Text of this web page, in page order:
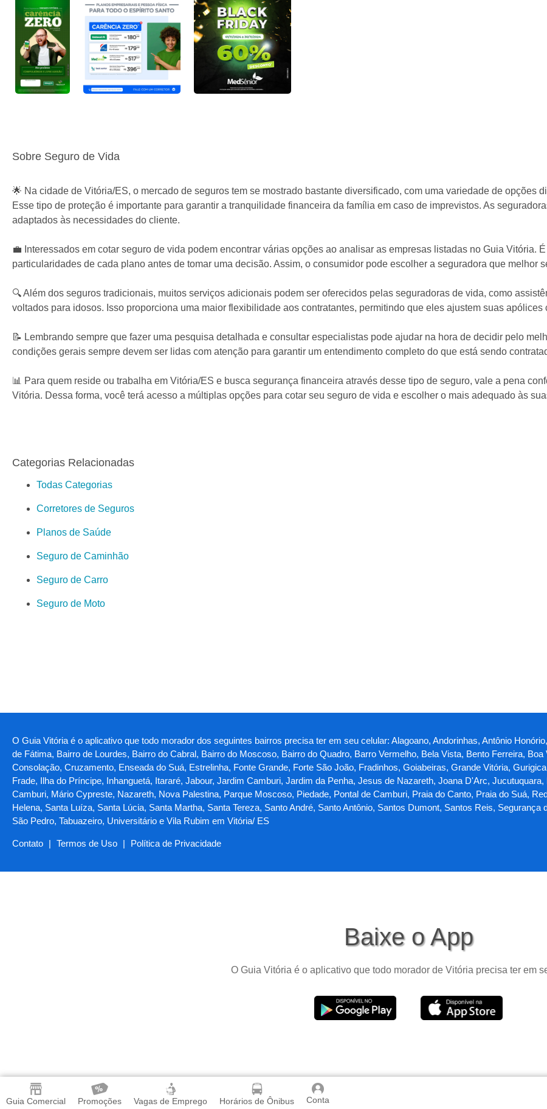
Guia Comercial Promoções Vagas de Emprego Horários de Ônibus Conta
Sobre Seguro de Vida
🌟 Na cidade de Vitória/ES, o mercado de seguros tem se mostrado bastante diversificado, com uma variedade de opções
Esse tipo de proteção é importante para garantir a tranquilidade financeira da família em caso de imprevistos. As
adaptados às necessidades do cliente.
💼 Interessados em cotar seguro de vida podem encontrar várias opções ao analisar as empresas listadas no Guia Vitória.
particularidades de cada plano antes de tomar uma decisão. Assim, o consumidor pode escolher a seguradora que melhor
🔍 Além dos seguros tradicionais, muitos serviços adicionais podem ser oferecidos pelas seguradoras de vida, como
voltados para idosos. Isso proporciona uma maior flexibilidade aos contratantes, permitindo que eles ajustem suas
📝 Lembrando sempre que fazer uma pesquisa detalhada e consultar especialistas pode ajudar na hora de decidir pelo
condições gerais sempre devem ser lidas com atenção para garantir um entendimento completo do que está sendo
📊 Para quem reside ou trabalha em Vitória/ES e busca segurança financeira através desse tipo de seguro, vale a pena
Vitória. Dessa forma, você terá acesso a múltiplas opções para cotar seu seguro de vida e escolher o mais adequado às
Categorias Relacionadas
Todas Categorias
Corretores de Seguros
Planos de Saúde
Seguro de Caminhão
Seguro de Carro
Seguro de Moto
O Guia Vitória é o aplicativo que todo morador dos seguintes bairros precisa ter em seu celular: Alagoano, Andorinhas, Antônio
de Fátima, Bairro de Lourdes, Bairro do Cabral, Bairro do Moscoso, Bairro do Quadro, Barro Vermelho, Bela Vista, Bento Ferreira,
Consolação, Cruzamento, Enseada do Suá, Estrelinha, Fonte Grande, Forte São João, Fradinhos, Goiabeiras, Grande Vitória,
Frade, Ilha do Príncipe, Inhanguetá, Itararé, Jabour, Jardim Camburi, Jardim da Penha, Jesus de Nazareth, Joana D'Arc,
Camburi, Mário Cypreste, Nazareth, Nova Palestina, Parque Moscoso, Piedade, Pontal de Camburi, Praia do Canto, Praia do Suá,
Helena, Santa Luíza, Santa Lúcia, Santa Martha, Santa Tereza, Santo André, Santo Antônio, Santos Dumont, Santos Reis,
São Pedro, Tabuazeiro, Universitário e Vila Rubim em Vitória/ ES
Contato | Termos de Uso | Política de Privacidade
Baixe o App
O Guia Vitória é o aplicativo que todo morador de Vitória precisa ter em